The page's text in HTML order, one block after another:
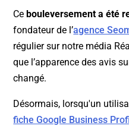
Cebouleversement a été
fondateur de l’agence
régulier sur notre média
que l’apparence des avis
changé.
Désormais, lorsqu'un
fiche Google Business